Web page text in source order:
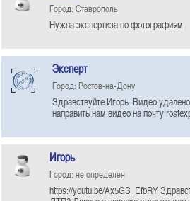
Город: Ставрополь
Нужна экспертиза по фотографиям
Эксперт
Город: Ростов-на-Дону
Здравствуйте Игорь. Видео
направить нам видео на почту
Игорь
Город: не определен
https://youtu.be/Ax5GS_EfbRY